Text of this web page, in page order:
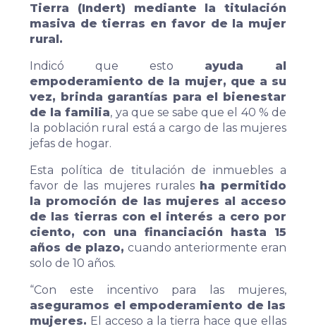
Tierra (Indert) mediante la titulación
masiva de tierras en favor de la mujer
rural.
Indicó que esto ayuda al
empoderamiento de la mujer, que a su
vez, brinda garantías para el bienestar
de la familia, ya que se sabe que el 40 % de
la población rural está a cargo de las mujeres
jefas de hogar.
Esta política de titulación de inmuebles a
favor de las mujeres rurales ha permitido
la promoción de las mujeres al acceso
de las tierras con el interés a cero por
ciento, con una financiación hasta 15
años de plazo, cuando anteriormente eran
solo de 10 años.
“Con este incentivo para las mujeres,
aseguramos el empoderamiento de las
mujeres. El acceso a la tierra hace que ellas